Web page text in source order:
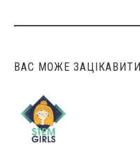
ВАС МОЖЕ ЗАЦІКАВИТИ